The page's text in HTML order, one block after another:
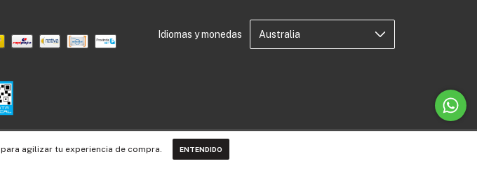
para agilizar tu experiencia de compra. ENTENDIDO
Idiomas y monedas